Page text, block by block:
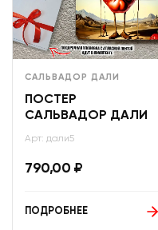
САЛЬВАДОР ДАЛИ
ПОСТЕР
САЛЬВАДОР ДАЛИ
Арт: дали5
790,00 ₽
ПОДРОБНЕЕ